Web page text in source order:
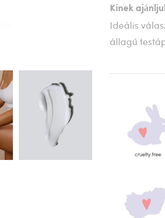
Kinek
Ideális
állagú